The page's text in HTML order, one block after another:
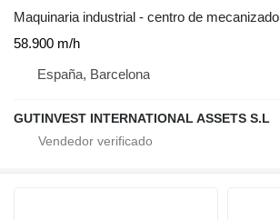
Maquinaria industrial - centro de mecanizado
58.900 m/h
España, Barcelona
GUTINVEST INTERNATIONAL ASSETS S.L